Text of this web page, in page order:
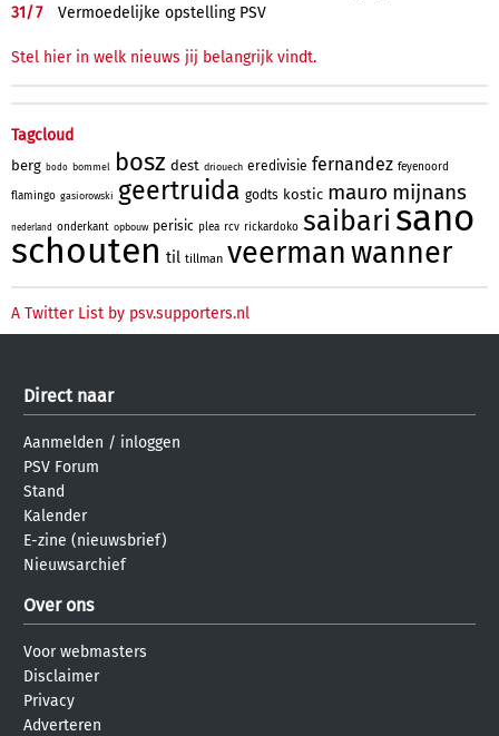
31/7 Vermoedelijke opstelling PSV
Stel hier in welk nieuws jij belangrijk vindt.
Tagcloud
berg bodo bommel bosz dest driouech eredivisie fernandez feyenoord
flamingo gasiorowski geertruida godts kostic mauro mijnans
nederland onderkant opbouw perisic plea rcv rickardoko saibari sano
schouten til tillman veermanwanner
A Twitter List by psv.supporters.nl
Direct naar
Aanmelden / inloggen
PSV Forum
Stand
Kalender
E-zine (nieuwsbrief)
Nieuwsarchief
Over ons
Voor webmasters
Disclaimer
Privacy
Adverteren